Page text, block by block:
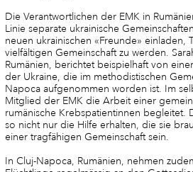
Die Verantwortlichen der EMK in
Linie separate ukrainische
neuen ukrainischen «Freunde» einladen,
vielfältigen Gemeinschaft zu werden.
Rumänien, berichtet beispielhaft von
der Ukraine, die im methodistischen
Napoca aufgenommen worden ist. Im
Mitglied der EMK die Arbeit einer
rumänische Krebspatientinnen begleitet.
so nicht nur die Hilfe erhalten, die sie
einer tragfähigen Gemeinschaft sein.
In Cluj-Napoca, Rumänien, nehmen